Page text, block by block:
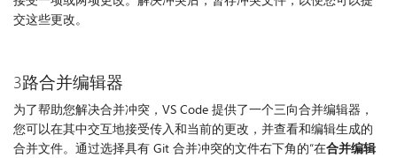
交这些更改。
3路合并编辑器
为了帮助您解决合并冲突，VS Code 提供了一个三向合并编辑器，
您可以在其中交互地接受传入和当前的更改，并查看和编辑生成的
合并文件。通过选择具有 Git 合并冲突的文件右下角的“在合并编辑